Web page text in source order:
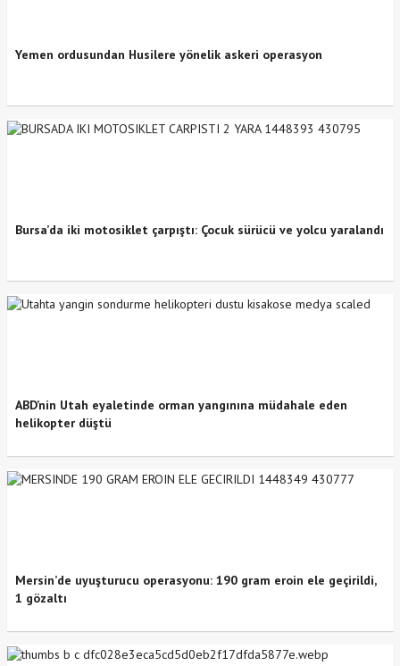
Yemen ordusundan Husilere yönelik askeri operasyon
Bursa’da iki motosiklet çarpıştı: Çocuk sürücü ve yolcu yaralandı
ABD’nin Utah eyaletinde orman yangınına müdahale eden
helikopter düştü
Mersin’de uyuşturucu operasyonu: 190 gram eroin ele geçirildi,
1 gözaltı